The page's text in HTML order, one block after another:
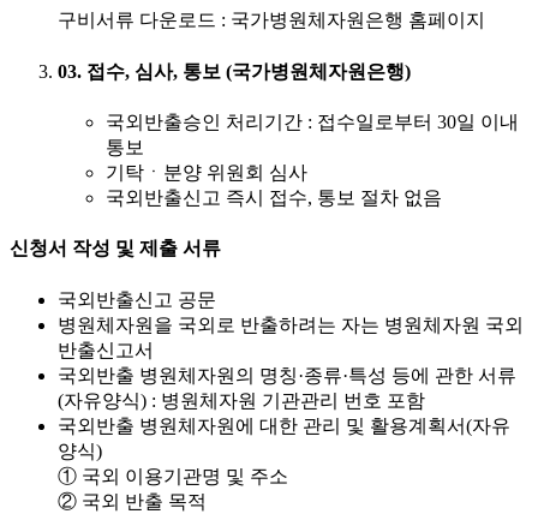
구비서류 다운로드 : 국가병원체자원은행 홈페이지
03. 접수, 심사, 통보 (국가병원체자원은행)
국외반출승인 처리기간 : 접수일로부터 30일 이내
통보
기탁ㆍ분양 위원회 심사
국외반출신고 즉시 접수, 통보 절차 없음
신청서 작성 및 제출 서류
국외반출신고 공문
병원체자원을 국외로 반출하려는 자는 병원체자원 국외
반출신고서
국외반출 병원체자원의 명칭·종류·특성 등에 관한 서류
(자유양식) : 병원체자원 기관관리 번호 포함
국외반출 병원체자원에 대한 관리 및 활용계획서(자유
양식)
① 국외 이용기관명 및 주소
② 국외 반출 목적